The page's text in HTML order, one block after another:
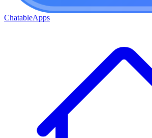
ChatableApps